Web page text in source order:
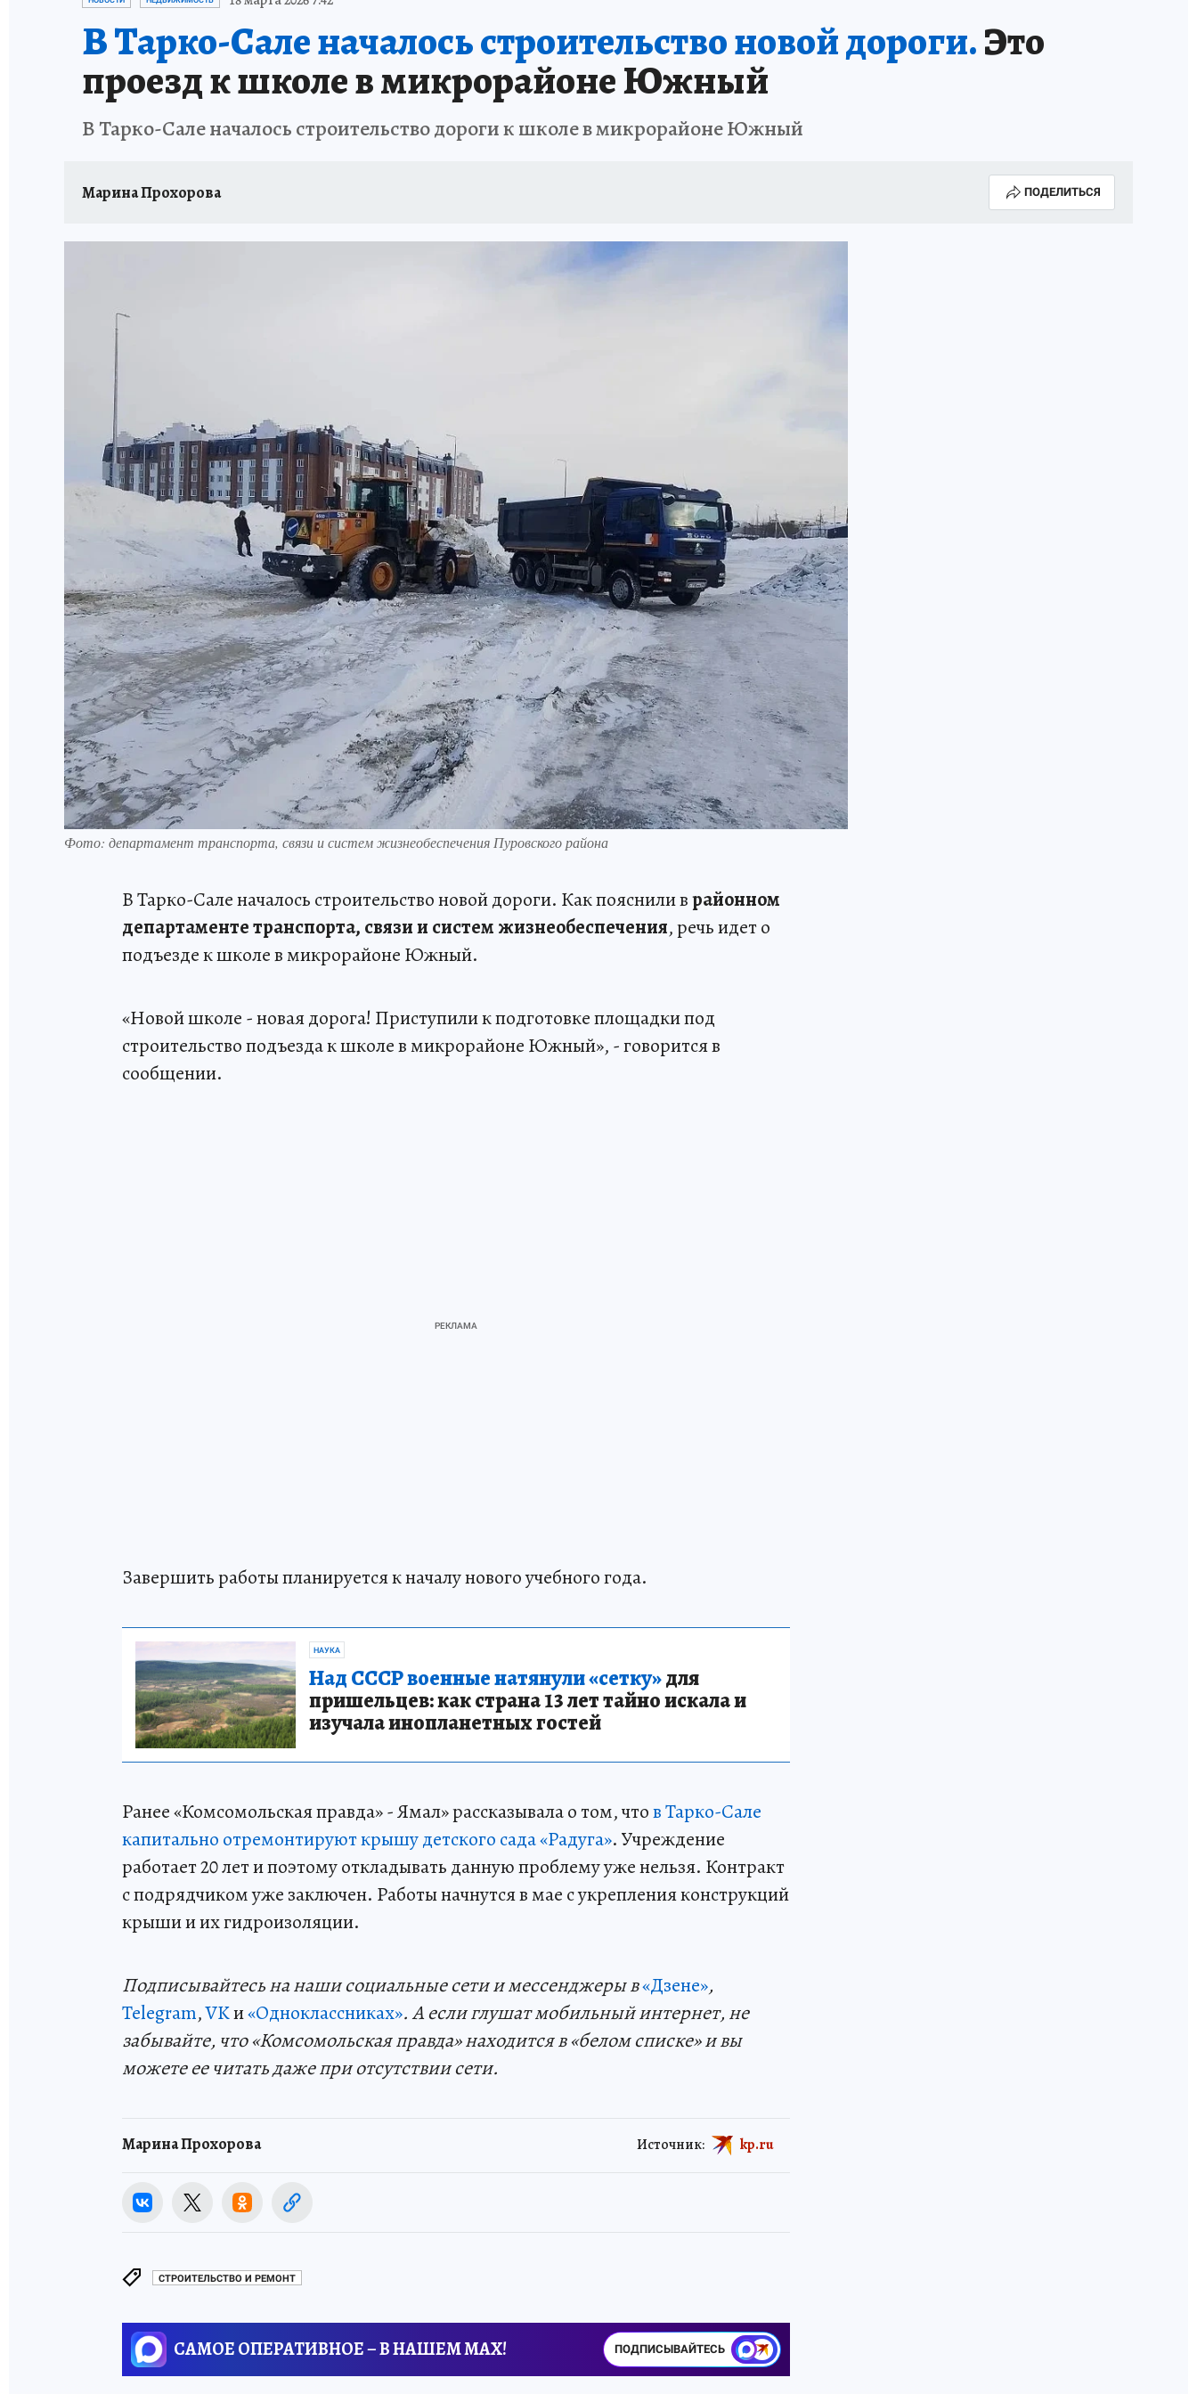
В Тарко-Сале началось строительство новой дороги.Это
проезд к школе в микрорайоне Южный
В Тарко-Сале началось строительство дороги к школе в микрорайоне Южный
Марина Прохорова ПОДЕЛИТЬСЯ
Фото: департамент транспорта, связи и систем жизнеобеспечения Пуровского района
В Тарко-Сале началось строительство новой дороги. Как пояснили врайонном
департаменте транспорта, связи и систем жизнеобеспечения, речь идет о
подъезде к школе в микрорайоне Южный.
«Новой школе - новая дорога! Приступили к подготовке площадки под
строительство подъезда к школе в микрорайоне Южный», - говорится в
сообщении.
Завершить работы планируется к началу нового учебного года.
НАУКА
Над СССР военные натянули «сетку»для
пришельцев: как страна 13 лет тайно искала и
изучала инопланетных гостей
Ранее «Комсомольская правда» - Ямал» рассказывала о том, чтов Тарко-Сале
капитально отремонтируют крышу детского сада «Радуга». Учреждение
работает 20 лет и поэтому откладывать данную проблему уже нельзя. Контракт
с подрядчиком уже заключен. Работы начнутся в мае с укрепления конструкций
крыши и их гидроизоляции.
Подписывайтесь на наши социальные сети и мессенджеры в«Дзене»,
Telegram,VKи«Одноклассниках». А если глушат мобильный интернет, не
забывайте, что «Комсомольская правда» находится в «белом списке» и вы
можете ее читать даже при отсутствии сети.
Марина Прохорова Источник: kp.ru
СТРОИТЕЛЬСТВО И РЕМОНТ
САМОЕ ОПЕРАТИВНОЕ – В НАШЕМ MAX! ПОДПИСЫВАЙТЕСЬ